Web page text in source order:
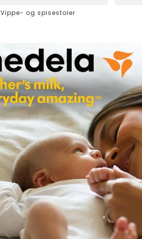
Vippe- og spisestoler